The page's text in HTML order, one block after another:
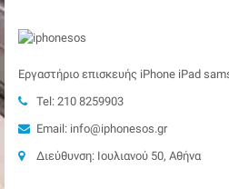
Εργαστήριο επισκευής iPhone iPad
Tel: 210 8259903
Email: info@iphonesos.gr
Διεύθυνση: Ιουλιανού 50, Αθήνα